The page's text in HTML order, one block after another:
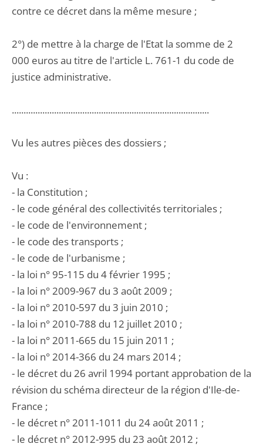
contre ce décret dans la même mesure ;
2°) de mettre à la charge de l'Etat la somme de 2
000 euros au titre de l'article L. 761-1 du code de
justice administrative.
....................................................................................
Vu les autres pièces des dossiers ;
Vu :
- la Constitution ;
- le code général des collectivités territoriales ;
- le code de l'environnement ;
- le code des transports ;
- le code de l'urbanisme ;
- la loi n° 95-115 du 4 février 1995 ;
- la loi n° 2009-967 du 3 août 2009 ;
- la loi n° 2010-597 du 3 juin 2010 ;
- la loi n° 2010-788 du 12 juillet 2010 ;
- la loi n° 2011-665 du 15 juin 2011 ;
- la loi n° 2014-366 du 24 mars 2014 ;
- le décret du 26 avril 1994 portant approbation de la
révision du schéma directeur de la région d'Ile-de-
France ;
- le décret n° 2011-1011 du 24 août 2011 ;
- le décret n° 2012-995 du 23 août 2012 ;